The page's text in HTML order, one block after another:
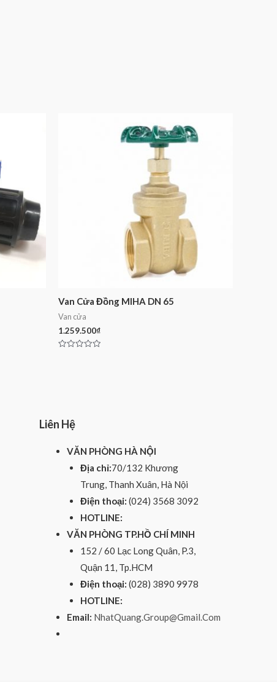
Van Cửa Đồng MIHA DN 65
Van cửa
1.259.500₫
Liên Hệ
VĂN PHÒNG HÀ NỘI
Địa chỉ:70/132 Khương
Trung, Thanh Xuân, Hà Nội
Điện thoại: (024) 3568 3092
HOTLINE:
VĂN PHÒNG TP.HỒ CHÍ MINH
152 / 60 Lạc Long Quân, P.3,
Quận 11, Tp.HCM
Điện thoại: (028) 3890 9978
HOTLINE:
Email: NhatQuang.Group@Gmail.Com